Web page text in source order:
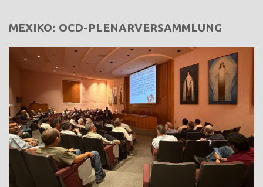
MEXIKO: OCD-PLENARVERSAMMLUNG